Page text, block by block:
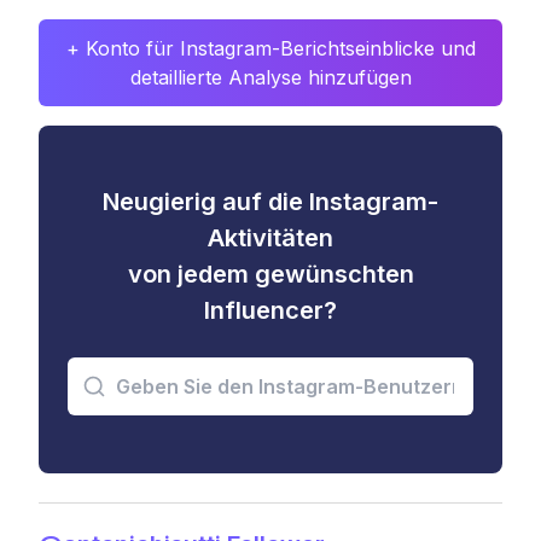
+ Konto für Instagram-Berichtseinblicke und
detaillierte Analyse hinzufügen
Neugierig auf die Instagram-
Aktivitäten
von jedem gewünschten
Influencer?